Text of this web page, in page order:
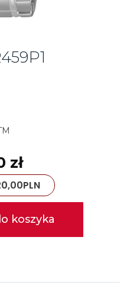
zł
PLN
koszyka